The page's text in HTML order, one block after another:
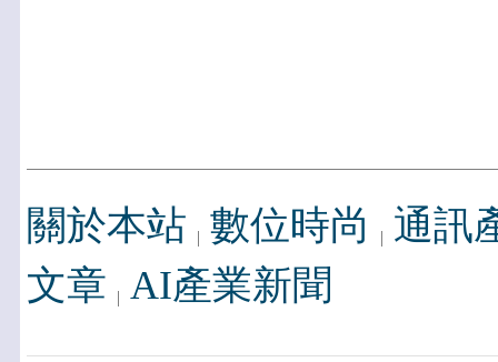
關於本站 數位時尚
通訊
文章 AI產業新聞